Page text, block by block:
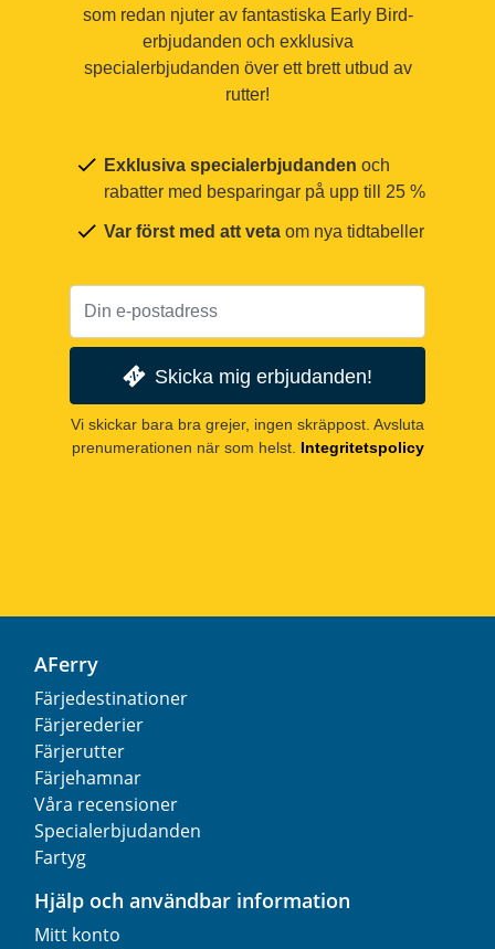
som redan njuter av fantastiska Early Bird-
erbjudanden och exklusiva
specialerbjudanden över ett brett utbud av
rutter!
Exklusiva specialerbjudanden och
rabatter med besparingar på upp till 25 %
Var först med att veta om nya tidtabeller
Skicka mig erbjudanden!
Vi skickar bara bra grejer, ingen skräppost. Avsluta
prenumerationen när som helst. Integritetspolicy
AFerry
Färjedestinationer
Färjerederier
Färjerutter
Färjehamnar
Våra recensioner
Specialerbjudanden
Fartyg
Hjälp och användbar information
Mitt konto